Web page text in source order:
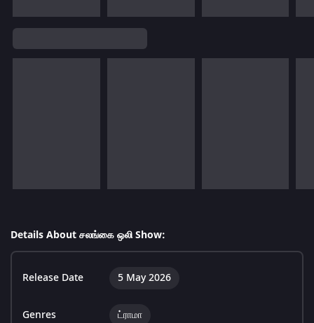
Details About சலங்கை ஒலி Show:
Release Date 5 May 2026
Genres ட்ராமா